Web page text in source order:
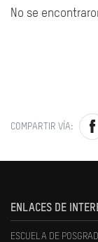
No se
COMPARTIR VÍA:
ENLACES DE
ESCUELA DE